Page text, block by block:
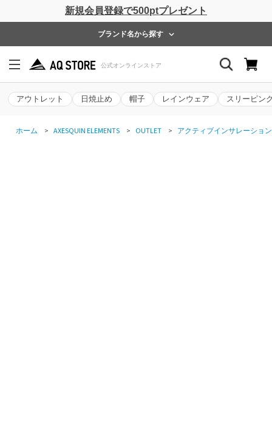
新規会員登録で500ptプレゼント
ブランド名から探す
アウトレット 日焼止め 帽子 レインウェア スリーピン
ホーム > AXESQUIN ELEMENTS > OUTLET > アクティブインサレーショ